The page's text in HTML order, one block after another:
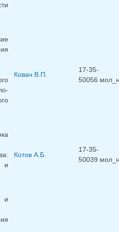
Ковач В.П.
17-35-
50056
и
Котов А.Б.
17-35-
50039
и